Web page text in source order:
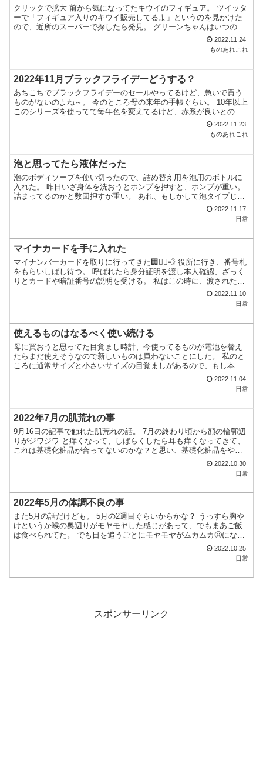
クリックで拡大 前から気になってたキウイのフィギュア。 ツイッタ
ーで「フィギュア入りのキウイ販売してるよ」というのを見かけた
ので、近所のスーパーで探したら発見。 グリーンちゃんはいつの間
にか販売終了してたので今回はゴールドちゃんだけ。 フィ...2022.11.24
ものあれこれ
2022年11月ブラックフライデーどうする？
あちこちでブラックフライデーのセールやってるけど、急いで買う
ものがないのよね～。 今のところ母の来年の手帳ぐらい。 10年以上
このシリーズを使ってて毎年色を変えてるけど、赤系が良いとのこ
とでピンクにしようと思う。 来月に楽天スーパーセールあ...2022.11.23
ものあれこれ
泡と思ってたら液体だった
泡のボディソープを使い切ったので、詰め替え用を泡用のボトルに
入れた。 昨日いざ身体を洗おうとポンプを押すと、ポンプが重い。
詰まってるのかと数回押すが重い。 あれ、もしかして泡タイプじゃ
なくて液体タイプ・・・？ とりあえず入浴を済ませてから...2022.11.17
日常
マイナカードを手に入れた
マイナンバーカードを取りに行ってきた🏢🏃‍♀️💨 役所に行き、番号札
をもらいしばし待つ。 呼ばれたら身分証明を渡し本人確認、ざっく
りとカードや暗証番号の説明を受ける。 私はこの時に、渡された用
2022.11.10
日常
使えるものはなるべく使い続ける
母に買おうと思ってた目覚まし時計、今使ってるものが電池を替え
たらまだ使えそうなので新しいものは買わないことにした。 私のと
ころに通常サイズと小さいサイズの目覚ましがあるので、もし本当
に壊れたら通常サイズの方を使ってもらおう。 まだ使えるもの...
2022.11.04
日常
2022年7月の肌荒れの事
9月16日の記事で触れた肌荒れの話。 7月の終わり頃から顔の輪郭辺
りがジワジワ と痒くなって、しばらくしたら耳も痒くなってきて、
これは基礎化粧品が合ってないのかな？と思い、基礎化粧品をやめ
てコチラ↓ をしばらく塗ったけどイマイチ変化がなく、... 2022.10.30
日常
2022年5月の体調不良の事
また5月の話だけども。 5月の2週目ぐらいからかな？ うっすら胸や
けというか喉の奥辺りがモヤモヤした感じがあって、でもまあご飯
は食べられてた。 でも日を追うごとにモヤモヤがムカムカ🤢にな
り、ご飯はほんの少しを口に運びチビチビ噛んでなんとか飲...2022.10.25
日常
スポンサーリンク